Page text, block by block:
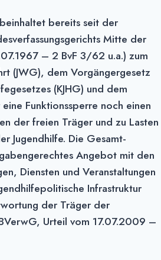
bereits seit der
Mitte der
– 2 BvF 3/62 u.a.) zum
(JWG), dem Vorgängergesetz
(KJHG) und dem
Funktionssperre noch einen
der freien Träger und zu Lasten
Jugendhilfe. Die Gesamt­
Angebot mit den
Diensten und Veranstaltungen
Infra­struktur
der Träger der
Urteil vom 17.07.2009 –